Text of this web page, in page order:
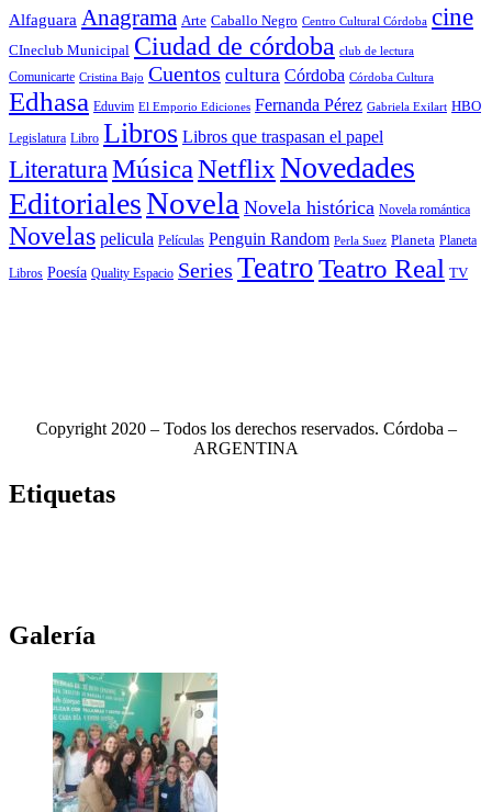
Alfaguara Anagrama Arte Caballo Negro Centro Cultural Córdoba cine
CIneclub Municipal Ciudad de córdoba club de lectura
Comunicarte Cristina Bajo Cuentos cultura Córdoba Córdoba Cultura
Edhasa Eduvim El Emporio Ediciones Fernanda Pérez Gabriela Exilart HBO
Legislatura Libro Libros Libros que traspasan el papel
LiteraturaMúsicaNetflixNovedades
EditorialesNovela Novela histórica Novela romántica
Novelas pelicula Películas Penguin Random Perla Suez Planeta Planeta
Libros Poesía Quality Espacio Series TeatroTeatro Real TV
Copyright 2020 – Todos los derechos reservados. Córdoba –
ARGENTINA
Etiquetas
Galería